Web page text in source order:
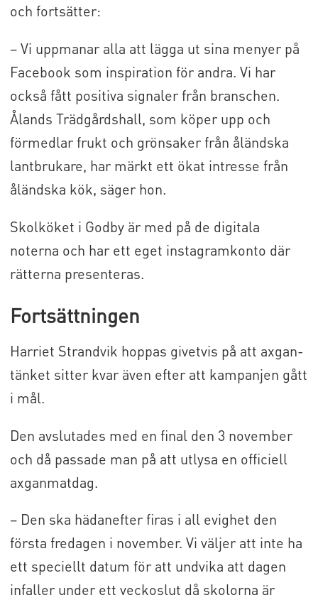
och fortsätter:
– Vi uppmanar alla att lägga ut sina menyer på
Facebook som inspiration för andra. Vi har
också fått positiva signaler från branschen.
Ålands Trädgårdshall, som köper upp och
förmedlar frukt och grönsaker från åländska
lantbrukare, har märkt ett ökat intresse från
åländska kök, säger hon.
Skolköket i Godby är med på de digitala
noterna och har ett eget instagramkonto där
rätterna presenteras.
Fortsättningen
Harriet Strandvik hoppas givetvis på att axgan-
tänket sitter kvar även efter att kampanjen gått
i mål.
Den avslutades med en final den 3 november
och då passade man på att utlysa en officiell
axganmatdag.
– Den ska hädanefter firas i all evighet den
första fredagen i november. Vi väljer att inte ha
ett speciellt datum för att undvika att dagen
infaller under ett veckoslut då skolorna är